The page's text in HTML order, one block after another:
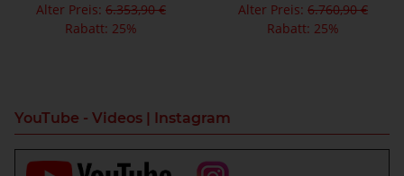
Alter Preis: 6.353,90 €
Rabatt: 25%
Alter Preis: 6.760,90 €
Rabatt: 25%
YouTube - Videos | Instagram